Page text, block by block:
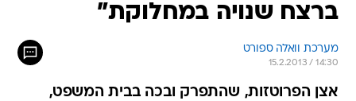
ברצח שנויה במחלוקת"
מערכת וואלה ספורט
15.2.2013 / 14:30
אצן הפרוטזות, שהתפרק ובכה בבית המשפט,